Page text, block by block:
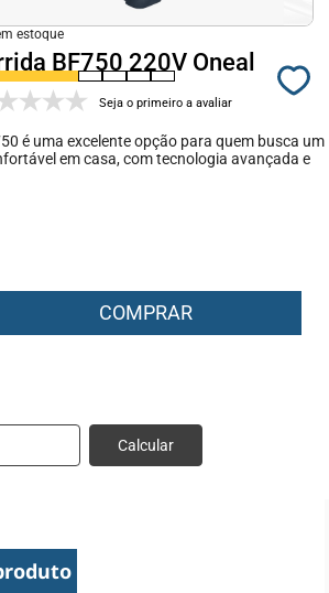
estoque
BF750 220V Oneal
Seja o primeiro a avaliar
é uma excelente opção para quem busca um
em casa, com tecnologia avançada e
COMPRAR
Calcular